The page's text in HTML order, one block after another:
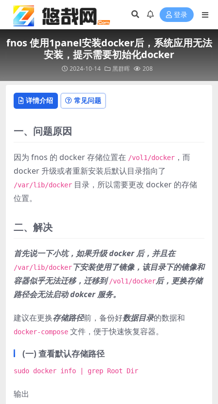
登录
fnos 使用1panel安装docker后，系统应用无法
安装，提示需要初始化docker
2024-10-14 黑群晖 208
详情介绍 常见问题
一、问题原因
因为 fnos 的 docker 存储位置在 /vol1/docker ，而
docker 升级或者重新安装后默认目录指向了
/var/lib/docker 目录，所以需要更改 docker 的存储
位置。
二、解决
首先说一下小坑，如果升级 docker 后，并且在
/var/lib/docker下安装使用了镜像，该目录下的镜像和
容器似乎无法迁移，迁移到/vol1/docker后，更换存储
路径会无法启动 dokcer 服务。
建议在更换存储路径前，备份好数据目录的数据和
docker-compose 文件，便于快速恢复容器。
(一) 查看默认存储路径
sudo docker info | grep Root Dir
输出